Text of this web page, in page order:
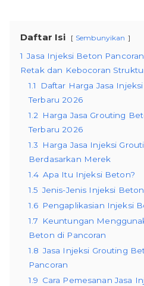
Daftar Isi Sembunyikan
1 Jasa Injeksi Beton
Retak dan Kebocoran
1.1
Daftar Harga Jasa
Terbaru 2026
1.2 Harga Jasa Grouting
Terbaru 2026
1.3
Harga Jasa Injeksi
Berdasarkan Merek
1.4 Apa Itu Injeksi Beton?
1.5 Jenis-Jenis Injeksi Beton
1.6 Pengaplikasian Injeksi
1.7
Keuntungan
Beton di Pancoran
1.8 Jasa Injeksi Grouting
Pancoran
1.9 Cara Pemesanan Jasa